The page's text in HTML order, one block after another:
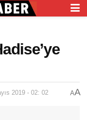
2019 - 02: 02 AA